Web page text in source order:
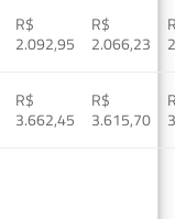
R$
2.092,95
R$
2.066,23
R$
3.662,45
R$
3.615,70